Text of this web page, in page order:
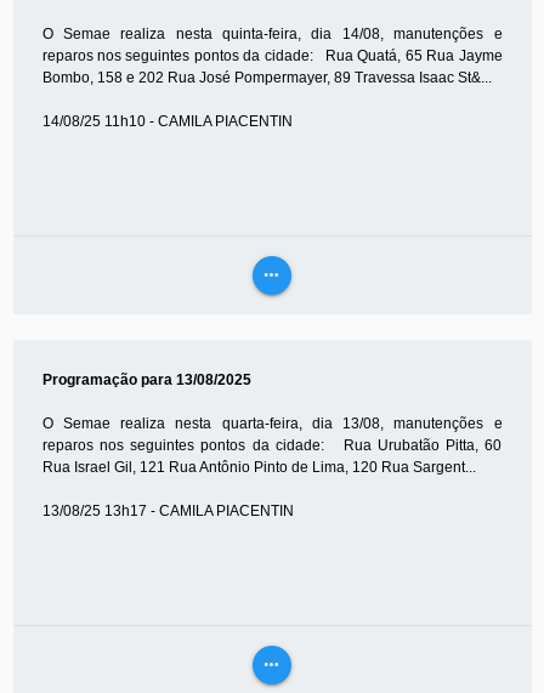
O Semae realiza nesta quinta-feira, dia 14/08, manutenções e
reparos nos seguintes pontos da cidade: Rua Quatá, 65 Rua Jayme
Bombo, 158 e 202 Rua José Pompermayer, 89 Travessa Isaac St&...
14/08/25 11h10 - CAMILA PIACENTIN
more_horiz
Programação para 13/08/2025
O Semae realiza nesta quarta-feira, dia 13/08, manutenções e
reparos nos seguintes pontos da cidade: Rua Urubatão Pitta, 60
Rua Israel Gil, 121 Rua Antônio Pinto de Lima, 120 Rua Sargent...
13/08/25 13h17 - CAMILA PIACENTIN
more_horiz